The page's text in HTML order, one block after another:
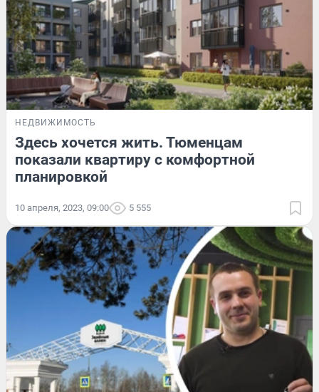
НЕДВИЖИМОСТЬ
Здесь хочется жить. Тюменцам
показали квартиру с комфортной
планировкой
10 апреля, 2023, 09:00 5 555